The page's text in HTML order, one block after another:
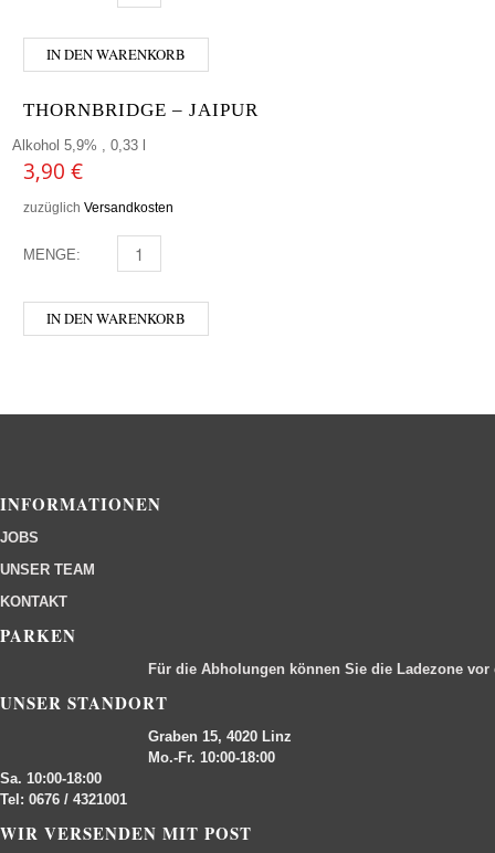
IN DEN WARENKORB
THORNBRIDGE – JAIPUR
Alkohol 5,9% , 0,33 l
3,90 €
zuzüglich Versandkosten
MENGE: THORNBRIDGE - JAIPUR MENGE
IN DEN WARENKORB
INFORMATIONEN
JOBS
UNSER TEAM
KONTAKT
PARKEN
Für die Abholungen können Sie die Ladezone
UNSER STANDORT
Graben 15, 4020 Linz
Mo.-Fr. 10:00-18:00
Sa. 10:00-18:00
Tel: 0676 / 4321001
WIR VERSENDEN MIT POST